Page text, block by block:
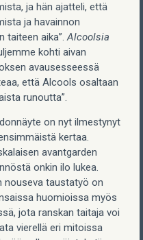
ja hän ajatteli, että
ja havainnon
taiteen aika”.Alcoolsia
kohti aivan
avausesseessä
että Alcools osaltaan
runoutta”.
on nyt ilmestynyt
kertaa.
avantgarden
onkin ilo lukea.
nouseva taustatyö on
huomioissa myös
jota ranskan taitaja voi
vierellä eri mitoissa